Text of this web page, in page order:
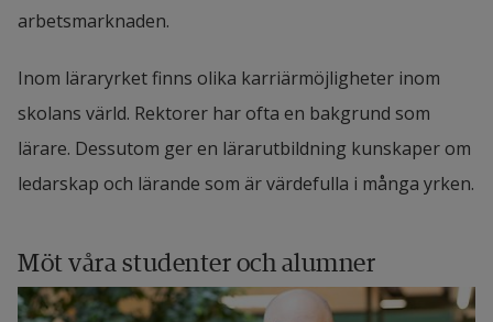
arbetsmarknaden.
Inom läraryrket finns olika karriärmöjligheter inom
skolans värld. Rektorer har ofta en bakgrund som
lärare. Dessutom ger en lärarutbildning kunskaper om
ledarskap och lärande som är värdefulla i många yrken.
Möt våra studenter och alumner